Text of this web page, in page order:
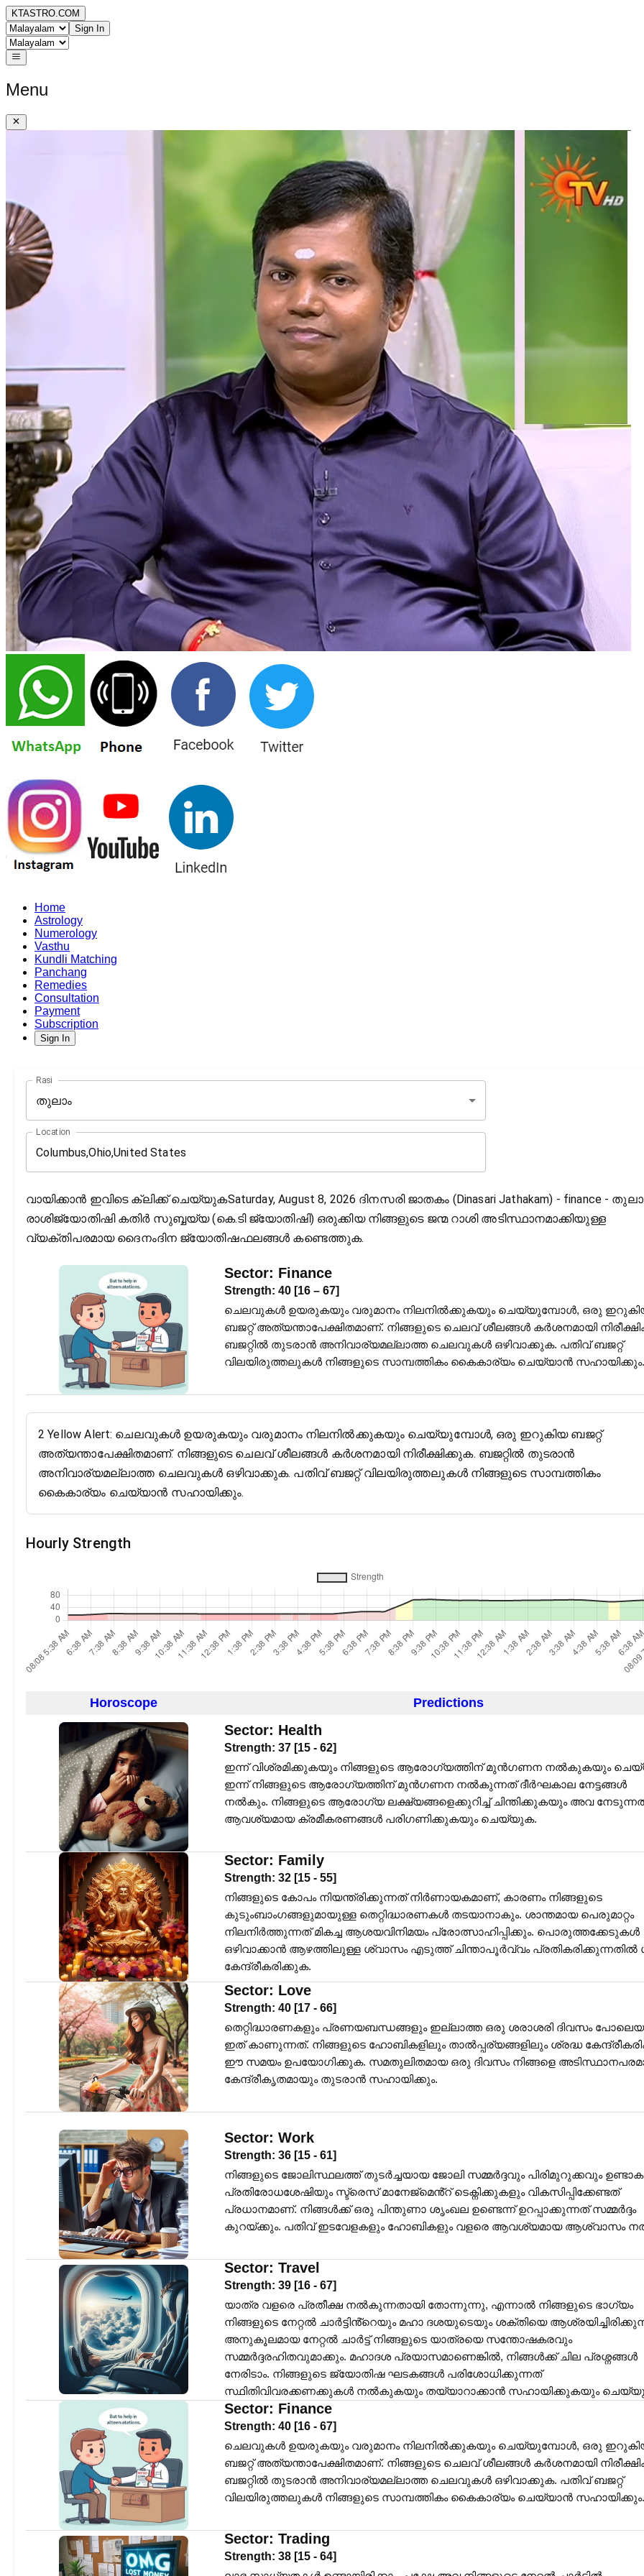
KTASTRO.COM
Sign In
Menu
Home
Astrology
Numerology
Vasthu
Kundli Matching
Panchang
Remedies
Consultation
Payment
Subscription
Sign In
Rasi
തുലാം
Location
വായിക്കാൻ ഇവിടെ ക്ലിക്ക് ചെയ്യുകSaturday, August 8, 2026 ദിനസരി ജാതകം (Dinasari Jathakam) - finance - തുലാ
രാശിജ്യോതിഷി കതിര്‍ സുബ്ബയ്യ (കെ.ടി ജ്യോതിഷി) ഒരുക്കിയ നിങ്ങളുടെ ജന്മ റാശി അടിസ്ഥാനമാക്കിയുള്ള
വ്യക്തിപരമായ ദൈനംദിന ജ്യോതിഷഫലങ്ങള്‍ കണ്ടെത്തുക.
Sector: Finance
Strength: 40 [16 – 67]
ചെലവുകൾ ഉയരുകയും വരുമാനം നിലനിൽക്കുകയും ചെയ്യുമ്പോൾ, ഒരു
ബജറ്റ് അത്യന്താപേക്ഷിതമാണ്. നിങ്ങളുടെ ചെലവ് ശീലങ്ങൾ കർശനമായി
ബജറ്റിൽ തുടരാൻ അനിവാര്യമല്ലാത്ത ചെലവുകൾ ഒഴിവാക്കുക. പതിവ് ബജറ്റ്
വിലയിരുത്തലുകൾ നിങ്ങളുടെ സാമ്പത്തികം കൈകാര്യം ചെയ്യാൻ സഹായിക്കും.
2 Yellow Alert: ചെലവുകൾ ഉയരുകയും വരുമാനം നിലനിൽക്കുകയും ചെയ്യുമ്പോൾ, ഒരു ഇറുകിയ ബജറ്റ്
അത്യന്താപേക്ഷിതമാണ്. നിങ്ങളുടെ ചെലവ് ശീലങ്ങൾ കർശനമായി നിരീക്ഷിക്കുക. ബജറ്റിൽ തുടരാൻ
അനിവാര്യമല്ലാത്ത ചെലവുകൾ ഒഴിവാക്കുക. പതിവ് ബജറ്റ് വിലയിരുത്തലുകൾ നിങ്ങളുടെ സാമ്പത്തികം
കൈകാര്യം ചെയ്യാൻ സഹായിക്കും.
Hourly Strength
Horoscope Predictions
Sector: Health
Strength: 37 [15 - 62]
ഇന്ന് വിശ്രമിക്കുകയും നിങ്ങളുടെ ആരോഗ്യത്തിന് മുൻഗണന നൽകുകയും
ഇന്ന് നിങ്ങളുടെ ആരോഗ്യത്തിന് മുൻഗണന നൽകുന്നത് ദീർഘകാല നേട്ടങ്ങൾ
നൽകും. നിങ്ങളുടെ ആരോഗ്യ ലക്ഷ്യങ്ങളെക്കുറിച്ച് ചിന്തിക്കുകയും അവ
ആവശ്യമായ ക്രമീകരണങ്ങൾ പരിഗണിക്കുകയും ചെയ്യുക.
Sector: Family
Strength: 32 [15 - 55]
നിങ്ങളുടെ കോപം നിയന്ത്രിക്കുന്നത് നിർണായകമാണ്, കാരണം നിങ്ങളുടെ
കുടുംബാംഗങ്ങളുമായുള്ള തെറ്റിദ്ധാരണകൾ തടയാനാകും. ശാന്തമായ പെരുമാറ്റം
നിലനിർത്തുന്നത് മികച്ച ആശയവിനിമയം പ്രോത്സാഹിപ്പിക്കും. പൊരുത്തക്കേടുകൾ
ഒഴിവാക്കാൻ ആഴത്തിലുള്ള ശ്വാസം എടുത്ത് ചിന്താപൂർവ്വം പ്രതികരിക്കുന്നതിൽ
കേന്ദ്രീകരിക്കുക.
Sector: Love
Strength: 40 [17 - 66]
തെറ്റിദ്ധാരണകളും പ്രണയബന്ധങ്ങളും ഇല്ലാത്ത ഒരു ശരാശരി ദിവസം
ഇത് കാണുന്നത്. നിങ്ങളുടെ ഹോബികളിലും താൽപ്പര്യങ്ങളിലും ശ്രദ്ധ
ഈ സമയം ഉപയോഗിക്കുക. സമതുലിതമായ ഒരു ദിവസം നിങ്ങളെ
കേന്ദ്രീകൃതമായും തുടരാൻ സഹായിക്കും.
Sector: Work
Strength: 36 [15 - 61]
നിങ്ങളുടെ ജോലിസ്ഥലത്ത് തുടർച്ചയായ ജോലി സമ്മർദ്ദവും പിരിമുറുക്കവും
പ്രതിരോധശേഷിയും സ്ട്രെസ് മാനേജ്മെൻ്റ് ടെക്നിക്കുകളും വികസിപ്പിക്കേണ്ടത്
പ്രധാനമാണ്. നിങ്ങൾക്ക് ഒരു പിന്തുണാ ശൃംഖല ഉണ്ടെന്ന് ഉറപ്പാക്കുന്നത് സമ്മർദ്ദം
കുറയ്ക്കും. പതിവ് ഇടവേളകളും ഹോബികളും വളരെ ആവശ്യമായ ആശ്വാസം
Sector: Travel
Strength: 39 [16 - 67]
യാത്ര വളരെ പ്രതീക്ഷ നൽകുന്നതായി തോന്നുന്നു, എന്നാൽ നിങ്ങളുടെ ഭാഗ്യം
നിങ്ങളുടെ നേറ്റൽ ചാർട്ടിൻ്റെയും മഹാ ദശയുടെയും ശക്തിയെ
അനുകൂലമായ നേറ്റൽ ചാർട്ട് നിങ്ങളുടെ യാത്രയെ സന്തോഷകരവും
സമ്മർദ്ദരഹിതവുമാക്കും. മഹാദശ പ്രയാസമാണെങ്കിൽ, നിങ്ങൾക്ക് ചില പ്രശ്നങ്ങൾ
നേരിടാം. നിങ്ങളുടെ ജ്യോതിഷ ഘടകങ്ങൾ പരിശോധിക്കുന്നത്
സ്ഥിതിവിവരക്കണക്കുകൾ നൽകുകയും തയ്യാറാക്കാൻ സഹായിക്കുകയും
Sector: Finance
Strength: 40 [16 - 67]
ചെലവുകൾ ഉയരുകയും വരുമാനം നിലനിൽക്കുകയും ചെയ്യുമ്പോൾ, ഒരു
ബജറ്റ് അത്യന്താപേക്ഷിതമാണ്. നിങ്ങളുടെ ചെലവ് ശീലങ്ങൾ കർശനമായി
ബജറ്റിൽ തുടരാൻ അനിവാര്യമല്ലാത്ത ചെലവുകൾ ഒഴിവാക്കുക. പതിവ് ബജറ്റ്
വിലയിരുത്തലുകൾ നിങ്ങളുടെ സാമ്പത്തികം കൈകാര്യം ചെയ്യാൻ സഹായിക്കും.
Sector: Trading
Strength: 38 [15 - 64]